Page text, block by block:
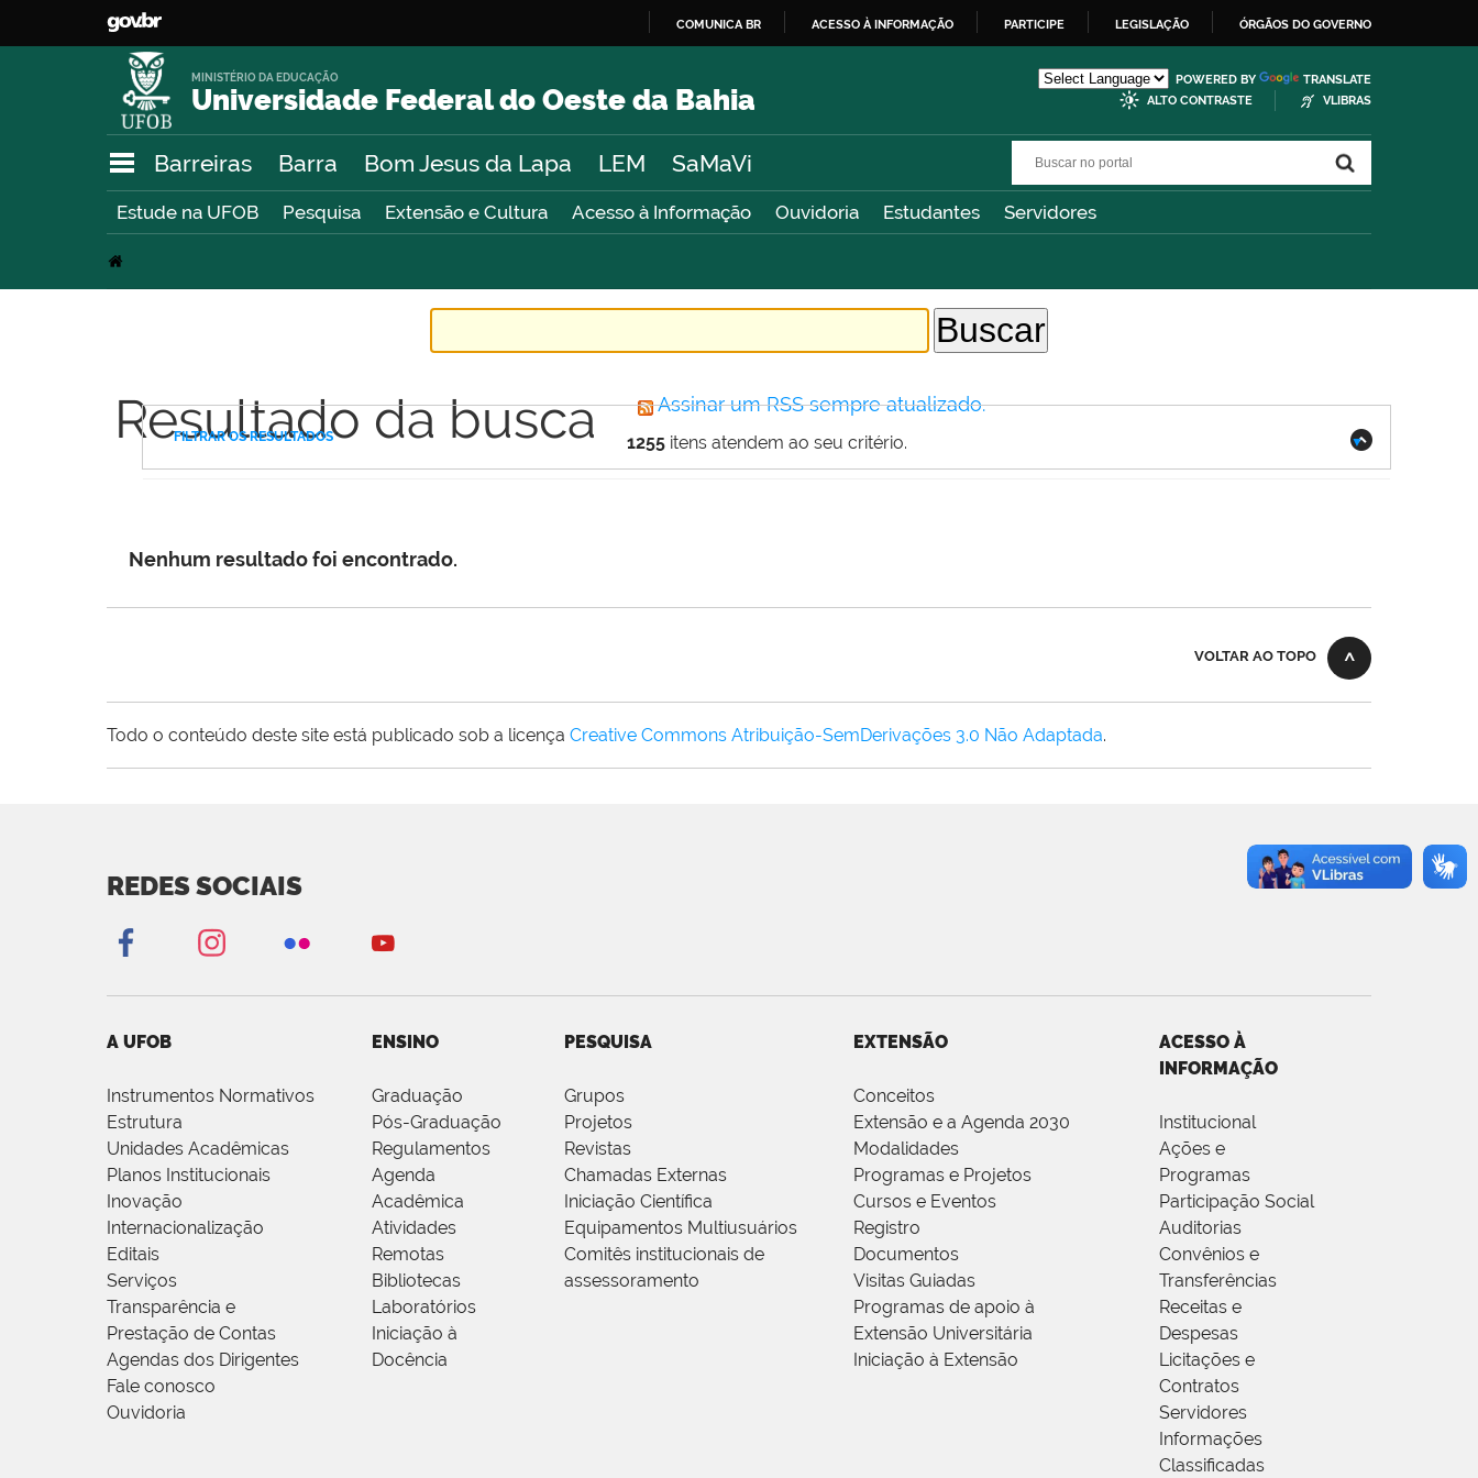
O
COMUNICA BR ACESSO À INFORMAÇÃO PARTICIPE LEGISLAÇÃO ÓRGÃOS DO GOVERNO
Universidade Federal do Oeste da Bahia
MINISTÉRIO DA EDUCAÇÃO POWERED BY
TRANSLATE
ALTO CONTRASTE
VLIBRAS
Barreiras Barra Bom Jesus da Lapa LEM SaMaVi
Estude na UFOB Pesquisa Extensão e Cultura Acesso à Informação Ouvidoria Estudantes Servidores
Resultado da busca Assinar um RSS sempre atualizado.
1255itens atendem ao seu critério.
FILTRAR OS RESULTADOS
Nenhum resultado foi encontrado.
VOLTAR AO TOPO
Todo o conteúdo deste site está publicado sob a licença Creative Commons Atribuição-SemDerivações 3.0 Não Adaptada.
REDES SOCIAIS
A UFOB
Instrumentos Normativos
Estrutura
Unidades Acadêmicas
Planos Institucionais
Inovação
Internacionalização
Editais
Serviços
Transparência e
Prestação de Contas
Agendas dos Dirigentes
Fale conosco
Ouvidoria
ENSINO
Graduação
Pós-Graduação
Regulamentos
Agenda
Acadêmica
Atividades
Remotas
Bibliotecas
Laboratórios
Iniciação à
Docência
PESQUISA
Grupos
Projetos
Revistas
Chamadas Externas
Iniciação Científica
Equipamentos Multiusuários
Comitês institucionais de
assessoramento
EXTENSÃO
Conceitos
Extensão e a Agenda 2030
Modalidades
Programas e Projetos
Cursos e Eventos
Registro
Documentos
Visitas Guiadas
Programas de apoio à
Extensão Universitária
Iniciação à Extensão
ACESSO À
INFORMAÇÃO
Institucional
Ações e
Programas
Participação Social
Auditorias
Convênios e
Transferências
Receitas e
Despesas
Licitações e
Contratos
Servidores
Informações
Classificadas